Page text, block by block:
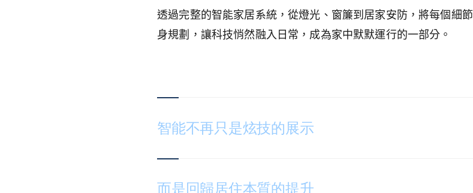
透過完整的智能家居系統，從燈光、窗簾到居家安防，將每個細
身規劃，讓科技悄然融入日常，成為家中默默運行的一部分。
智能不再只是炫技的展示
而是回歸居住本質的提升